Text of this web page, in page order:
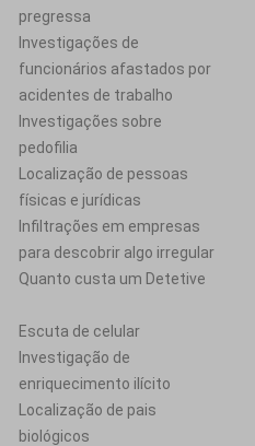
pregressa
Investigações de
funcionários afastados por
acidentes de trabalho
Investigações sobre
pedofilia
Localização de pessoas
físicas e jurídicas
Infiltrações em empresas
para descobrir algo irregular
Quanto custa um Detetive
Escuta de celular
Investigação de
enriquecimento ilícito
Localização de pais
biológicos